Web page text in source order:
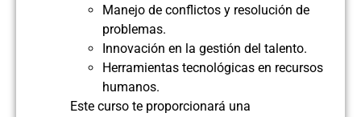
Manejo de conflictos y resolución de
problemas.
Innovación en la gestión del talento.
Herramientas tecnológicas en recursos
humanos.
Este curso te proporcionará una